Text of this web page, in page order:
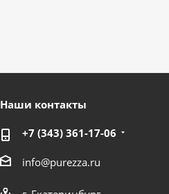
Наши контакты
+7 (343) 361-17-06
info@purezza.ru